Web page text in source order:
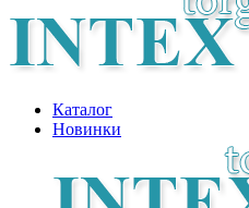
Каталог
Новинки